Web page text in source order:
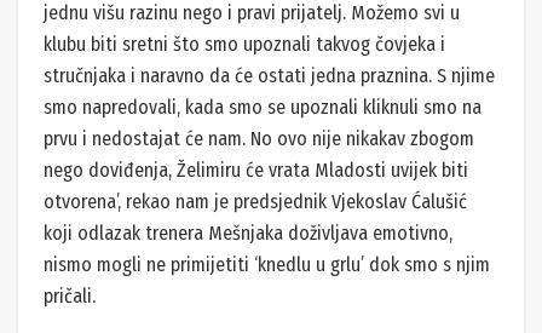
jednu višu razinu nego i pravi prijatelj. Možemo svi u
klubu biti sretni što smo upoznali takvog čovjeka i
stručnjaka i naravno da će ostati jedna praznina. S njime
smo napredovali, kada smo se upoznali kliknuli smo na
prvu i nedostajat će nam. No ovo nije nikakav zbogom
nego doviđenja, Želimiru će vrata Mladosti uvijek biti
otvorena’, rekao nam je predsjednik Vjekoslav Ćalušić
koji odlazak trenera Mešnjaka doživljava emotivno,
nismo mogli ne primijetiti ‘knedlu u grlu’ dok smo s njim
pričali.